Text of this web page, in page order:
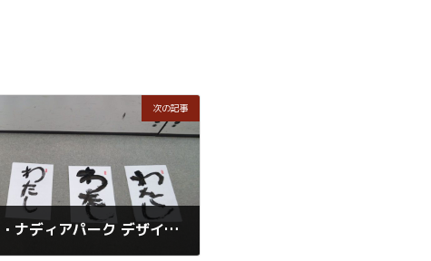
次の記事
楽筆名古屋教室・ナディアパーク デザインセンタービルにて